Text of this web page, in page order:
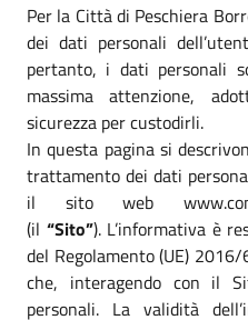
Per la Città di Peschiera
dei dati personali
pertanto, i dati personali
massima attenzione,
sicurezza per custodirli.
In questa pagina si
trattamento dei dati
il sito web
(il “Sito”). L’informativa è
del Regolamento (UE)
che, interagendo con il
personali. La validità